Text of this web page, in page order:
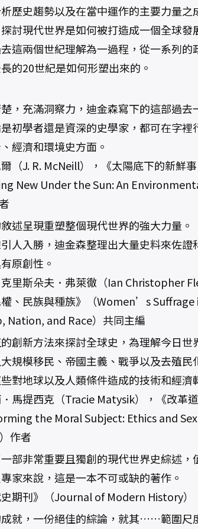
歷史趨勢以及在當中運作的主要力量
討現代世界是如何被打造成一個全球
這兩個世紀理解為一過程，從一系列
的20世紀是如何形塑出來的。
，充滿洞察力，迪金森寫下的這部過
初學者還是資深的史學家，都可在字
經濟和環境史方面。
J. R. McNeill），《太陽底下的新鮮事
New Under the Sun: An
述呈現重塑整個現代世界的強大力量。
人入勝，迪金森整理出大量史料來佐
原創性。
里斯朵夫．弗萊徹（Ian Christopher
、民族與種族》（Women’s
Nation, and Race）共同主編
創新方法來探討全球史，為理解今日
規模移民、帝國主義、戰爭以及去殖民
對地球以及人類條件造成的技術和經濟
馬提西克（Tracie Matysik），《改革
the Moral Subject: Ethics and
作者
部非常重要且獨創的現代世界史綜述
家來說，這是一本不可或缺的著作。
期刊》（Journal of Modern History）
就，一份絕佳的綜論，就其……範圍尺